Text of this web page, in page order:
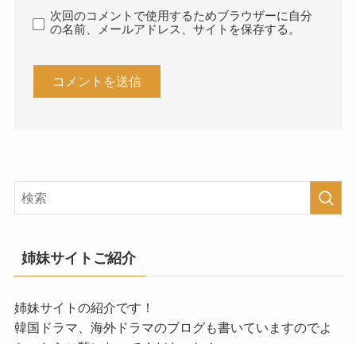
次回のコメントで使用するためブラウザーに自分
の名前、メールアドレス、サイトを保存する。
姉妹サイトご紹介
姉妹サイトの紹介です！
韓国ドラマ、海外ドラマのブログも書いていますのでよ